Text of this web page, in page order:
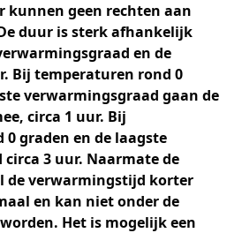
kunnen geen rechten aan
duur is sterk afhankelijk
en de
Bij temperaturen rond 0
verwarmingsgraad gaan de
circa 1 uur. Bij
graden en de laagste
3 uur. Naarmate de
de verwarmingstijd korter
en kan niet onder de
Het is mogelijk een